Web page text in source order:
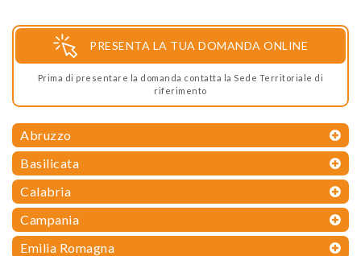
PRESENTA LA TUA DOMANDA ONLINE
Prima di presentare la domanda contatta la Sede Territoriale di
riferimento
Abruzzo
Basilicata
Calabria
Campania
Emilia Romagna